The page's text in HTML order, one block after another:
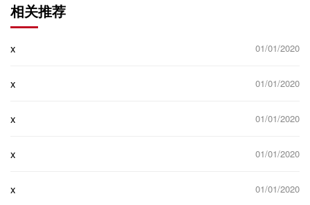
相关推荐
x 01/01/2020
x 01/01/2020
x 01/01/2020
x 01/01/2020
x 01/01/2020